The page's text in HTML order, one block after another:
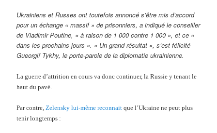
Ukrainiens et Russes ont toutefois annoncé s’être mis d’accord
pour un échange « massif » de prisonniers, a indiqué le conseiller
de Vladimir Poutine, « à raison de 1 000 contre 1 000 », et ce «
dans les prochains jours ». « Un grand résultat », s’est félicité
Gueorgiï Tykhy, le porte-parole de la diplomatie ukrainienne.
La guerre d’attrition en cours va donc continuer, la Russie y tenant le
haut du pavé.
Par contre, Zelensky lui-même reconnait que l’Ukraine ne peut plus
tenir longtemps :